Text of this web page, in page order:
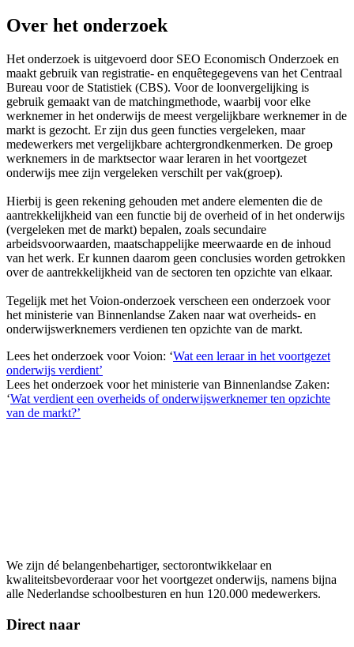
Over het onderzoek
Het onderzoek is uitgevoerd door SEO Economisch Onderzoek en
maakt gebruik van registratie- en enquêtegegevens van het Centraal
Bureau voor de Statistiek (CBS). Voor de loonvergelijking is
gebruik gemaakt van de matchingmethode, waarbij voor elke
werknemer in het onderwijs de meest vergelijkbare werknemer in de
markt is gezocht. Er zijn dus geen functies vergeleken, maar
medewerkers met vergelijkbare achtergrondkenmerken. De groep
werknemers in de marktsector waar leraren in het voortgezet
onderwijs mee zijn vergeleken verschilt per vak(groep).
Hierbij is geen rekening gehouden met andere elementen die de
aantrekkelijkheid van een functie bij de overheid of in het onderwijs
(vergeleken met de markt) bepalen, zoals secundaire
arbeidsvoorwaarden, maatschappelijke meerwaarde en de inhoud
van het werk. Er kunnen daarom geen conclusies worden getrokken
over de aantrekkelijkheid van de sectoren ten opzichte van elkaar.
Tegelijk met het Voion-onderzoek verscheen een onderzoek voor
het ministerie van Binnenlandse Zaken naar wat overheids- en
onderwijswerknemers verdienen ten opzichte van de markt.
Lees het onderzoek voor Voion: ‘Wat een leraar in het voortgezet
onderwijs verdient’
Lees het onderzoek voor het ministerie van Binnenlandse Zaken:
‘Wat verdient een overheids of onderwijswerknemer ten opzichte
van de markt?’
We zijn dé belangenbehartiger, sectorontwikkelaar en
kwaliteitsbevorderaar voor het voortgezet onderwijs, namens bijna
alle Nederlandse schoolbesturen en hun 120.000 medewerkers.
Direct naar